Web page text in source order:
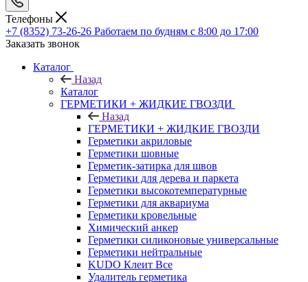
Телефоны
+7 (8352) 73-26-26 Работаем по будням с 8:00 до 17:00
Заказать звонок
Каталог
Назад
Каталог
ГЕРМЕТИКИ + ЖИДКИЕ ГВОЗДИ
Назад
ГЕРМЕТИКИ + ЖИДКИЕ ГВОЗДИ
Герметики акриловые
Герметики шовные
Герметик-затирка для швов
Герметики для дерева и паркета
Герметики высокотемпературные
Герметики для аквариума
Герметики кровельные
Химический анкер
Герметики силиконовые универсальные
Герметики нейтральные
KUDO Клеит Все
Удалитель герметика